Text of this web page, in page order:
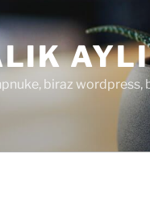
biraz wordpress,